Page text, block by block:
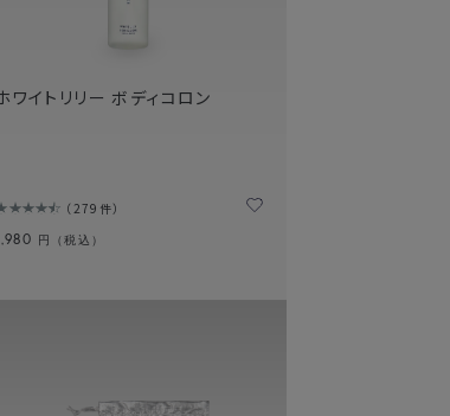
ワイトリリー ボディコロン
279件
円（税込）